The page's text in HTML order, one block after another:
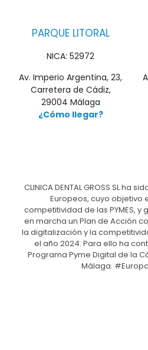
PARQUE LITORAL
NICA: 52972
Av. Imperio Argentina, 23,
Carretera de Cádiz,
29004 Málaga
¿Cómo llegar?
CLINICA DENTAL GROSS SL ha
Europeos, cuyo objetivo
competitividad de las PYMES,
en marcha un Plan de Acción
la digitalización y la
el año 2024. Para ello ha
Programa Pyme Digital de la
Málaga.